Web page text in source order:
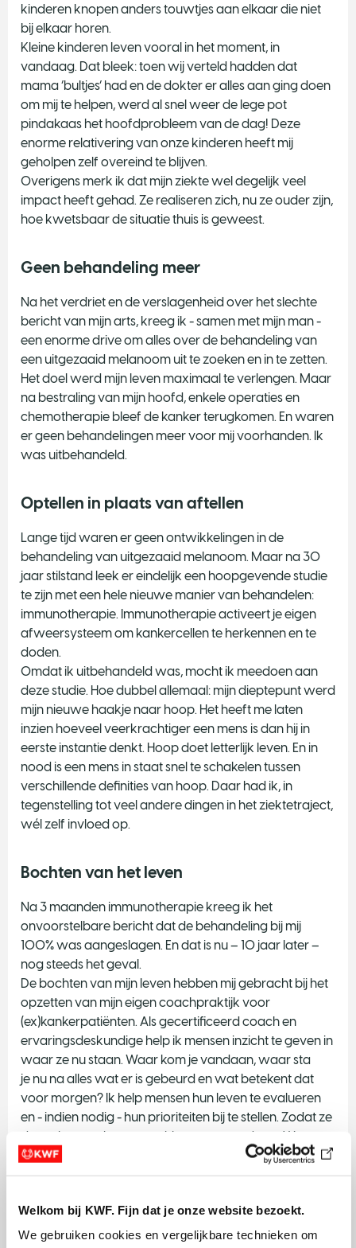
Welkom bij KWF. Fijn dat je onze website bezoekt.
We gebruiken cookies en vergelijkbare technieken om
kinderen knopen anders touwtjes aan elkaar die niet
bij elkaar horen.
Kleine kinderen leven vooral in het moment, in
vandaag. Dat bleek: toen wij verteld hadden dat
mama ‘bultjes’ had en de dokter er alles aan ging doen
om mij te helpen, werd al snel weer de lege pot
pindakaas het hoofdprobleem van de dag! Deze
enorme relativering van onze kinderen heeft mij
geholpen zelf overeind te blijven.
Overigens merk ik dat mijn ziekte wel degelijk veel
impact heeft gehad. Ze realiseren zich, nu ze ouder zijn,
hoe kwetsbaar de situatie thuis is geweest.
Geen behandeling meer
Na het verdriet en de verslagenheid over het slechte
bericht van mijn arts, kreeg ik - samen met mijn man -
een enorme drive om alles over de behandeling van
een uitgezaaid melanoom uit te zoeken en in te zetten.
Het doel werd mijn leven maximaal te verlengen. Maar
na bestraling van mijn hoofd, enkele operaties en
chemotherapie bleef de kanker terugkomen. En waren
er geen behandelingen meer voor mij voorhanden. Ik
was uitbehandeld.
Optellen in plaats van aftellen
Lange tijd waren er geen ontwikkelingen in de
behandeling van uitgezaaid melanoom. Maar na 30
jaar stilstand leek er eindelijk een hoopgevende studie
te zijn met een hele nieuwe manier van behandelen:
immunotherapie. Immunotherapie activeert je eigen
afweersysteem om kankercellen te herkennen en te
doden.
Omdat ik uitbehandeld was, mocht ik meedoen aan
deze studie. Hoe dubbel allemaal: mijn dieptepunt werd
mijn nieuwe haakje naar hoop. Het heeft me laten
inzien hoeveel veerkrachtiger een mens is dan hij in
eerste instantie denkt. Hoop doet letterlijk leven. En in
nood is een mens in staat snel te schakelen tussen
verschillende definities van hoop. Daar had ik, in
tegenstelling tot veel andere dingen in het ziektetraject,
wél zelf invloed op.
Bochten van het leven
Na 3 maanden immunotherapie kreeg ik het
onvoorstelbare bericht dat de behandeling bij mij
100% was aangeslagen. En dat is nu – 10 jaar later –
nog steeds het geval.
De bochten van mijn leven hebben mij gebracht bij het
opzetten van mijn eigen coachpraktijk voor
(ex)kankerpatiënten. Als gecertificeerd coach en
ervaringsdeskundige help ik mensen inzicht te geven in
waar ze nu staan. Waar kom je vandaan, waar sta
je nu na alles wat er is gebeurd en wat betekent dat
voor morgen? Ik help mensen hun leven te evalueren
en - indien nodig - hun prioriteiten bij te stellen. Zodat ze
de regie terug kunnen pakken over vandaag. Want
wat er op ons pad komt, daar hebben we helaas niets
over te zeggen. Maar dat wat we ermee doen, kunnen